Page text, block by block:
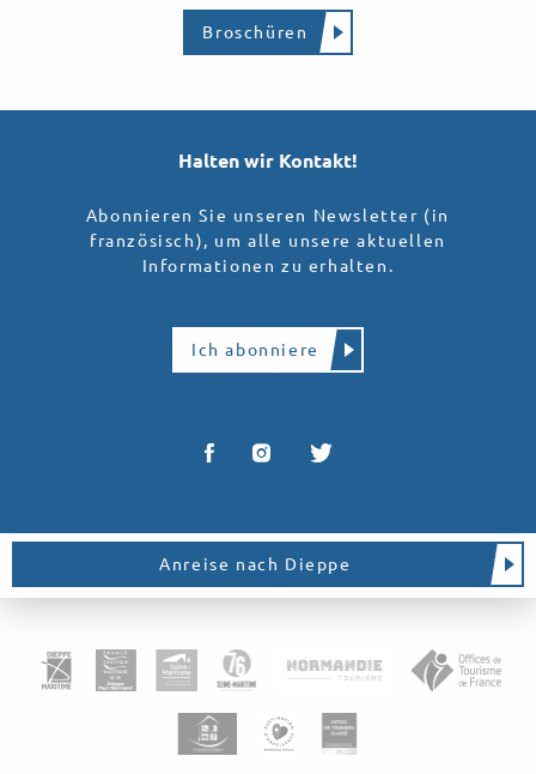
Broschüren
Halten wir Kontakt!
Abonnieren Sie unseren Newsletter (in
französisch), um alle unsere aktuellen
Informationen zu erhalten.
Ich abonniere
Anreise nach Dieppe